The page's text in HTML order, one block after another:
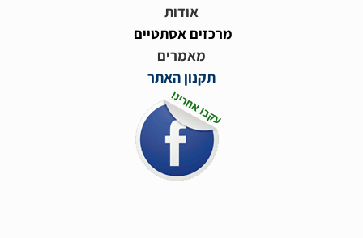
אודות
מרכזים אסתטיים
מאמרים
תקנון האתר